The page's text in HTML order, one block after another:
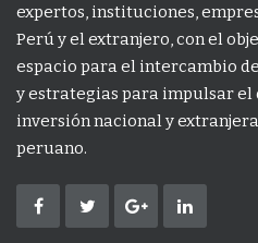
expertos, instituciones,
Perú y el extranjero, con el
espacio para el intercambio
y estrategias para impulsar
inversión nacional y
peruano.